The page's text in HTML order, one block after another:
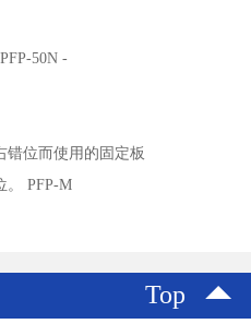
50N -
错位而使用的固定板
。 PFP-M
Top